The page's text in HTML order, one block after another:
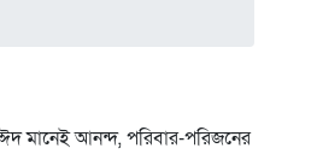
মানেই আনন্দ, পরিবার-পরিজনের